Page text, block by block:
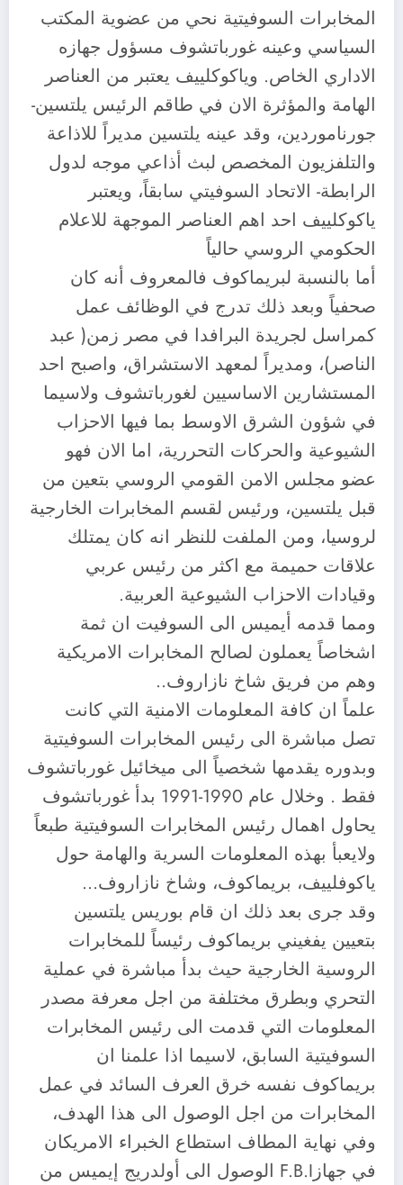
المخابرات السوفيتية نحي من عضوية المكتب
السياسي وعينه غورباتشوف مسؤول جهازه
الاداري الخاص. وياكوكلييف يعتبر من العناصر
الهامة والمؤثرة الان في طاقم الرئيس يلتسين-
جورناموردين، وقد عينه يلتسين مديراً للاذاعة
والتلفزيون المخصص لبث أذاعي موجه لدول
الرابطة- الاتحاد السوفيتي سابقاً، ويعتبر
ياكوكلييف احد اهم العناصر الموجهة للاعلام
الحكومي الروسي حالياً
أما بالنسبة لبريماكوف فالمعروف أنه كان
صحفياً وبعد ذلك تدرج في الوظائف عمل
كمراسل لجريدة البرافدا في مصر زمن( عبد
الناصر)، ومديراً لمعهد الاستشراق، واصبح احد
المستشارين الاساسيين لغورباتشوف ولاسيما
في شؤون الشرق الاوسط بما فيها الاحزاب
الشيوعية والحركات التحررية، اما الان فهو
عضو مجلس الامن القومي الروسي بتعين من
قبل يلتسين، ورئيس لقسم المخابرات الخارجية
لروسيا، ومن الملفت للنظر انه كان يمتلك
علاقات حميمة مع اكثر من رئيس عربي
وقيادات الاحزاب الشيوعية العربية.
ومما قدمه أيميس الى السوفيت ان ثمة
اشخاصاً يعملون لصالح المخابرات الامريكية
وهم من فريق شاخ نازاروف..
علماً ان كافة المعلومات الامنية التي كانت
تصل مباشرة الى رئيس المخابرات السوفيتية
وبدوره يقدمها شخصياً الى ميخائيل غورباتشوف
فقط . وخلال عام 1990-1991 بدأ غورباتشوف
يحاول اهمال رئيس المخابرات السوفيتية طبعاً
ولايعبأ بهذه المعلومات السرية والهامة حول
ياكوفلييف، بريماكوف، وشاخ نازاروف…
وقد جرى بعد ذلك ان قام بوريس يلتسين
بتعيين يفغيني بريماكوف رئيساً للمخابرات
الروسية الخارجية حيث بدأ مباشرة في عملية
التحري وبطرق مختلفة من اجل معرفة مصدر
المعلومات التي قدمت الى رئيس المخابرات
السوفيتية السابق، لاسيما اذا علمنا ان
بريماكوف نفسه خرق العرف السائد في عمل
المخابرات من اجل الوصول الى هذا الهدف،
وفي نهاية المطاف استطاع الخبراء الامريكان
في جهازF.B.I الوصول الى أولدريج إيميس من